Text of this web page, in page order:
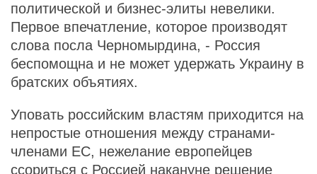
политической и бизнес-элиты невелики.
Первое впечатление, которое производят
слова посла Черномырдина, - Россия
беспомощна и не может удержать Украину в
братских объятиях.
Уповать российским властям приходится на
непростые отношения между странами-
членами ЕС, нежелание европейцев
ссориться с Россией накануне решение